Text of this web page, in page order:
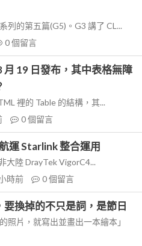
列的第五篇(G5)。G3 講了 CL...
0個留言
19 日發布，其中表格無障
裡的 Table 的結構，其...
0個留言
運 Starlink 整合運用
大陸 DrayTek VigorC4...
時前 0個留言
換掉的不只是詞，是節日
照片，就寫出並畫出一本繪本」